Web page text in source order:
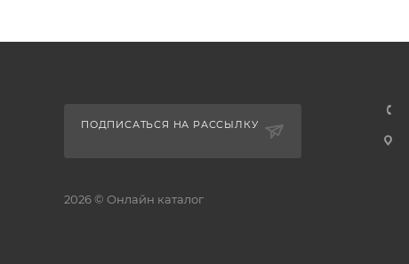
ПОДПИСАТЬСЯ НА РАССЫЛКУ
2026 © Онлайн каталог